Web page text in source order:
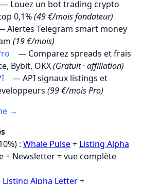
— Louez un bot trading crypto
0,1%(49 €/mois fondateur)
Alertes Telegram smart money
(19 €/mois)
— Comparez spreads et frais
Bybit, OKX(Gratuit · affiliation)
— API signaux listings et
(99 €/mois Pro)
→
: Whale Pulse+ Listing Alpha
+ Newsletter = vue complète
Listing Alpha Letter+